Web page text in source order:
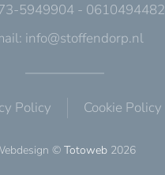
5949904 - 0610494482
info@stoffendorp.nl
Policy Cookie Policy
© Totoweb 2026